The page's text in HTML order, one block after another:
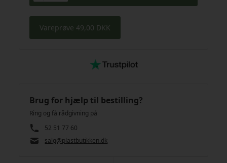
Vareprøve 49,00 DKK
Brug for hjælp til bestilling?
Ring og få rådgivning på
52 51 77 60
salg@plastbutikken.dk